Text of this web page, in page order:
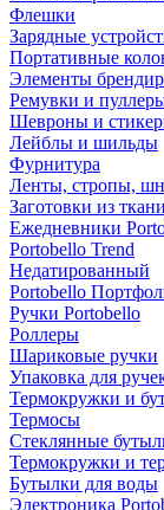
Флешки
Зарядные
Портативные
Элементы
Ремувки и
Шевроны и
Лейблы и шильды
Фурнитура
Ленты, стропы,
Заготовки из
Ежедневники
Portobello Trend
Недатированный
Portobello
Ручки Portobello
Роллеры
Шариковые ручки
Упаковка для
Термокружки и
Термосы
Стеклянные
Термокружки и
Бутылки для воды
Электроника